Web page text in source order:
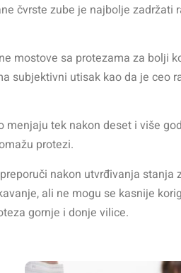
čvrste zube je najbolje zadržati
mostove sa protezama za bolji
subjektivni utisak kao da je ceo
menjaju tek nakon deset i više
protezi.
nakon utvrđivanja stanja
ali ne mogu se kasnije
gornje i donje vilice.